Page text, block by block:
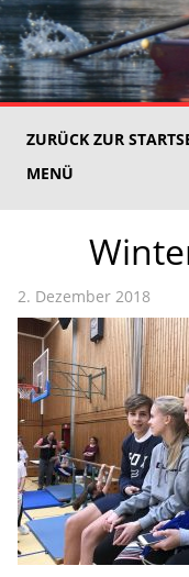
ZURÜCK ZUR
MENÜ
2. Dezember 2018